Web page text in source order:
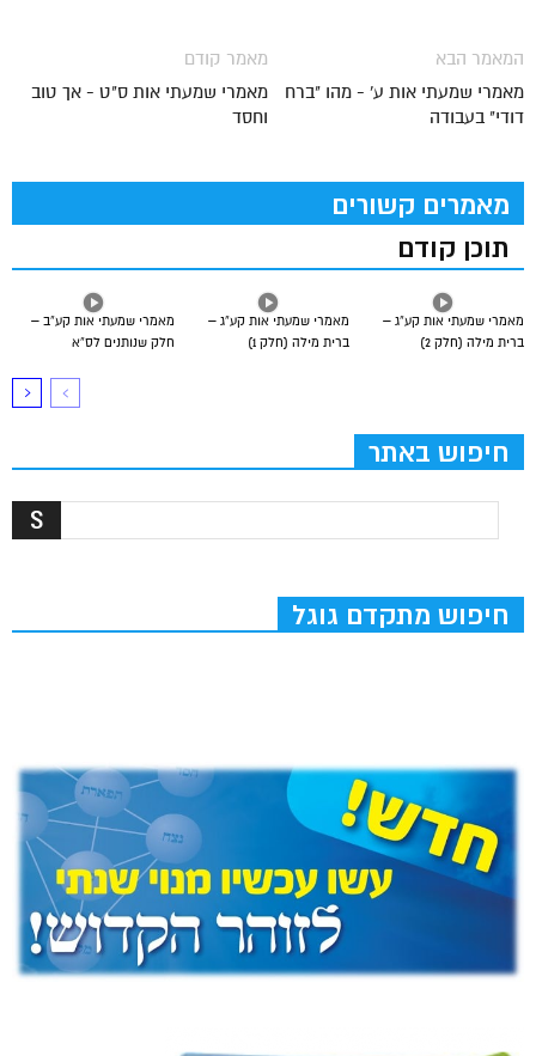
מאמר קודם
מאמרי שמעתי אות ס"ט - אך טוב
וחסד
המאמר הבא
מאמרי שמעתי אות ע' - מהו "ברח
דודי" בעבודה
מאמרים קשורים
תוכן קודם
מאמרי שמעתי אות קע”ב –
חלק שנותנים לס”א
מאמרי שמעתי אות קע”ג –
ברית מילה (חלק 1)
מאמרי שמעתי אות קע”ג –
ברית מילה (חלק 2)
חיפוש באתר
חיפוש מתקדם גוגל